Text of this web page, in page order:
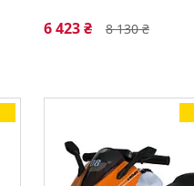
8 130 ₴
6 423 ₴